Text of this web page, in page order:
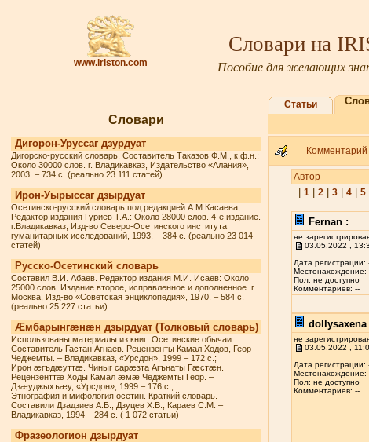
www.iriston.com
Словари на
Пособие для желающих
Словари
Дигорон-Уруссаг дзурдуат
Дигорско-русский словарь. Составитель Таказов Ф.М., к.ф.н.:
Около 30000 слов. г. Владикавказ, Издательство «Алания»,
2003. – 734 с. (реально 23 111 статей)
Ирон-Уырыссаг дзырдуат
Осетинско-русский словарь под редакцией А.М.Касаева,
Редактор издания Гуриев Т.А.: Около 28000 слов. 4-е издание.
г.Владикавказ, Изд-во Северо-Осетинского института
гуманитарных исследований, 1993. – 384 с. (реально 23 014
статей)
Русско-Осетинский словарь
Составил В.И. Абаев. Редактор издания М.И. Исаев: Около
25000 слов. Издание второе, исправленное и дополненное. г.
Москва, Изд-во «Советская энциклопедия», 1970. – 584 с.
(реально 25 227 статьи)
Æмбарынгæнæн дзырдуат (Толковый словарь)
Использованы материалы из книг: Осетинские обычаи.
Составитель Гастан Агнаев. Рецензенты Камал Ходов, Геор
Чеджемты. – Владикавказ, «Урсдон», 1999 – 172 с.;
Ирон æгъдæуттæ. Чиныг сарæзта Агънаты Гæстæн.
Рецензенттæ Ходы Камал æмæ Чеджемты Геор. –
Дзæуджыхъæу, «Урсдон», 1999 – 176 с.;
Этнография и мифология осетин. Краткий словарь.
Составили Дзадзиев А.Б., Дзуцев Х.В., Караев С.М. –
Владикавказ, 1994 – 284 с. ( 1 072 статьи)
Фразеологион дзырдуат
Статьи
Комментарий
Автор
1| 2| 3| 4| 5|
Fernan :
не
03.05.2022 ,
Дата регистрации:
Местонахождение:
Пол: не доступно
Комментариев: --
dollysaxena
не
03.05.2022 ,
Дата регистрации:
Местонахождение:
Пол: не доступно
Комментариев: --